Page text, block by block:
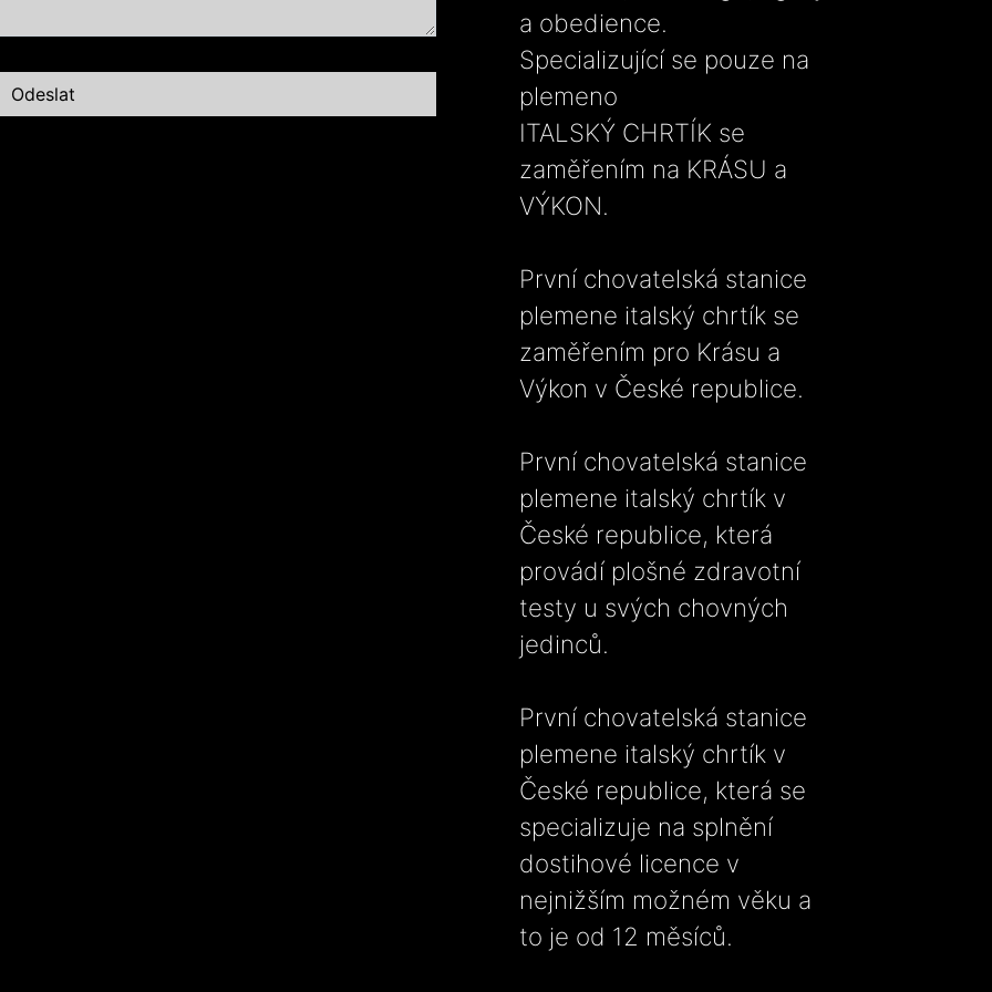
a obedience.
Specializující se pouze na
plemeno
ITALSKÝ CHRTÍK se
zaměřením na KRÁSU a
VÝKON.
První chovatelská stanice
plemene italský chrtík se
zaměřením pro Krásu a
Výkon v České republice.
První chovatelská stanice
plemene italský chrtík v
České republice, která
provádí plošné zdravotní
testy u svých chovných
jedinců.
První chovatelská stanice
plemene italský chrtík v
České republice, která se
specializuje na splnění
dostihové licence v
nejnižším možném věku a
to je od 12 měsíců.